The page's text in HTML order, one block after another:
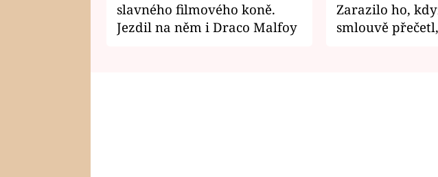
slavného filmového koně.
Jezdil na něm i Draco Malfoy
Zarazilo ho,
smlouvě